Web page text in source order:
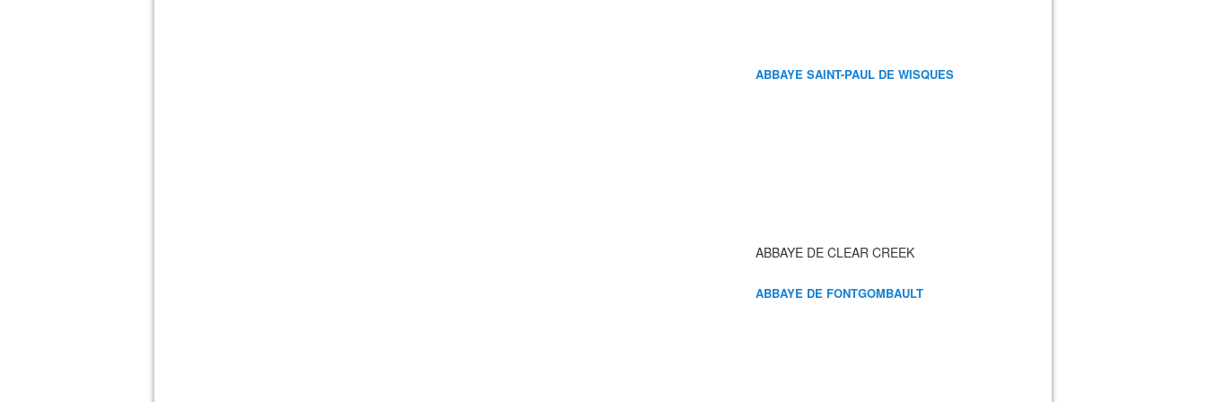
ABBAYE SAINT-PAUL DE WISQUES
ABBAYE DE CLEAR CREEK
ABBAYE DE FONTGOMBAULT